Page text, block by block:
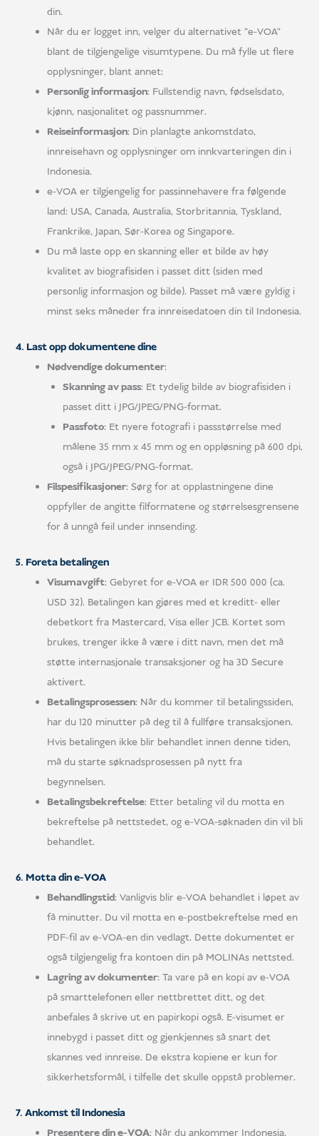
din.
Når du er logget inn, velger du alternativet "e-VOA"
blant de tilgjengelige visumtypene. Du må fylle ut flere
opplysninger, blant annet:
Personlig informasjon: Fullstendig navn, fødselsdato,
kjønn, nasjonalitet og passnummer.
Reiseinformasjon: Din planlagte ankomstdato,
innreisehavn og opplysninger om innkvarteringen din i
Indonesia.
e-VOA er tilgjengelig for passinnehavere fra følgende
land: USA, Canada, Australia, Storbritannia, Tyskland,
Frankrike, Japan, Sør-Korea og Singapore.
Du må laste opp en skanning eller et bilde av høy
kvalitet av biografisiden i passet ditt (siden med
personlig informasjon og bilde). Passet må være gyldig i
minst seks måneder fra innreisedatoen din til Indonesia.
4. Last opp dokumentene dine
Nødvendige dokumenter:
Skanning av pass: Et tydelig bilde av biografisiden i
passet ditt i JPG/JPEG/PNG-format.
Passfoto: Et nyere fotografi i passstørrelse med
målene 35 mm x 45 mm og en oppløsning på 600 dpi,
også i JPG/JPEG/PNG-format.
Filspesifikasjoner: Sørg for at opplastningene dine
oppfyller de angitte filformatene og størrelsesgrensene
for å unngå feil under innsending.
5. Foreta betalingen
Visumavgift: Gebyret for e-VOA er IDR 500 000 (ca.
USD 32). Betalingen kan gjøres med et kreditt- eller
debetkort fra Mastercard, Visa eller JCB. Kortet som
brukes, trenger ikke å være i ditt navn, men det må
støtte internasjonale transaksjoner og ha 3D Secure
aktivert.
Betalingsprosessen: Når du kommer til betalingssiden,
har du 120 minutter på deg til å fullføre transaksjonen.
Hvis betalingen ikke blir behandlet innen denne tiden,
må du starte søknadsprosessen på nytt fra
begynnelsen.
Betalingsbekreftelse: Etter betaling vil du motta en
bekreftelse på nettstedet, og e-VOA-søknaden din vil bli
behandlet.
6. Motta din e-VOA
Behandlingstid: Vanligvis blir e-VOA behandlet i løpet av
få minutter. Du vil motta en e-postbekreftelse med en
PDF-fil av e-VOA-en din vedlagt. Dette dokumentet er
også tilgjengelig fra kontoen din på MOLINAs nettsted.
Lagring av dokumenter: Ta vare på en kopi av e-VOA
på smarttelefonen eller nettbrettet ditt, og det
anbefales å skrive ut en papirkopi også. E-visumet er
innebygd i passet ditt og gjenkjennes så snart det
skannes ved innreise. De ekstra kopiene er kun for
sikkerhetsformål, i tilfelle det skulle oppstå problemer.
7. Ankomst til Indonesia
Presentere din e-VOA: Når du ankommer Indonesia,